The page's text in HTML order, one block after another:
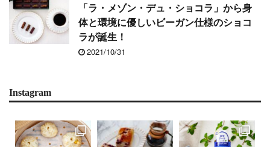
「ラ・メゾン・デュ・ショコラ」から身
体と環境に優しいビーガン仕様のショコ
ラが誕生！
2021/10/31
Instagram